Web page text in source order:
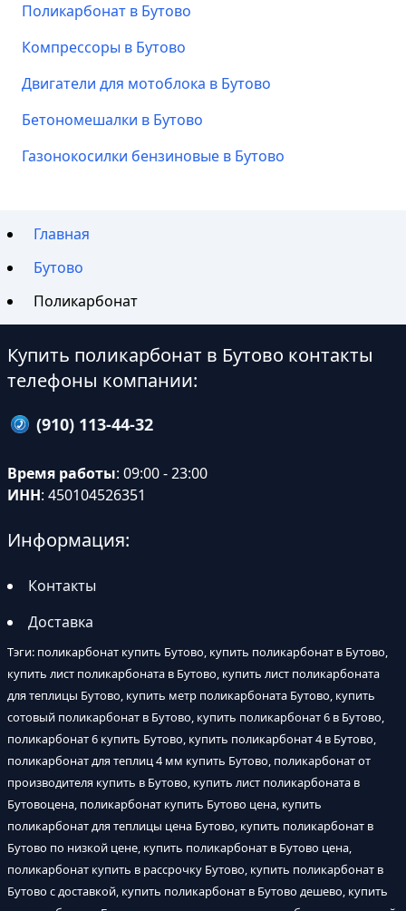
Поликарбонат в Бутово
Компрессоры в Бутово
Двигатели для мотоблока в Бутово
Бетономешалки в Бутово
Газонокосилки бензиновые в Бутово
Главная
Бутово
Поликарбонат
Купить поликарбонат в Бутово контакты
телефоны компании:
(910) 113-44-32
Время работы: 09:00 - 23:00
ИНН: 450104526351
Информация:
Контакты
Доставка
Тэги: поликарбонат купить Бутово, купить поликарбонат в Бутово,
купить лист поликарбоната в Бутово, купить лист поликарбоната
для теплицы Бутово, купить метр поликарбоната Бутово, купить
сотовый поликарбонат в Бутово, купить поликарбонат 6 в Бутово,
поликарбонат 6 купить Бутово, купить поликарбонат 4 в Бутово,
поликарбонат для теплиц 4 мм купить Бутово, поликарбонат от
производителя купить в Бутово, купить лист поликарбоната в
Бутовоцена, поликарбонат купить Бутово цена, купить
поликарбонат для теплицы цена Бутово, купить поликарбонат в
Бутово по низкой цене, купить поликарбонат в Бутово цена,
поликарбонат купить в рассрочку Бутово, купить поликарбонат в
Бутово с доставкой, купить поликарбонат в Бутово дешево, купить